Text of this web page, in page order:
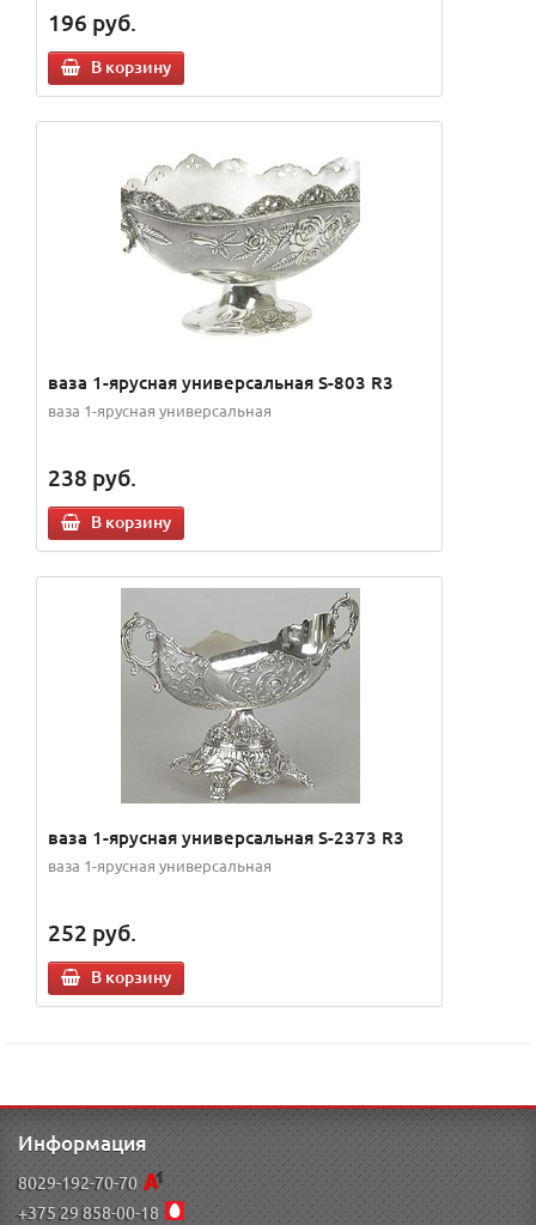
196 руб.
В корзину
ваза 1-ярусная универсальная S-803 R3
ваза 1-ярусная универсальная
238 руб.
В корзину
ваза 1-ярусная универсальная S-2373 R3
ваза 1-ярусная универсальная
252 руб.
В корзину
Информация
8029-192-70-70
+375 29 858-00-18